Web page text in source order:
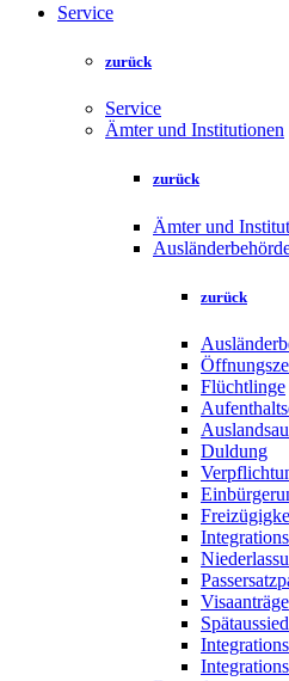
Service
zurück
Service
Ämter und Institutionen
zurück
Ämter und
zurück
Flüchtlinge
Duldung
Visaanträge